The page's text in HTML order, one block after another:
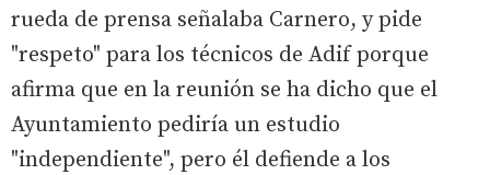
rueda de prensa señalaba Carnero, y pide
"respeto" para los técnicos de Adif porque
afirma que en la reunión se ha dicho que el
Ayuntamiento pediría un estudio
"independiente", pero él defiende a los